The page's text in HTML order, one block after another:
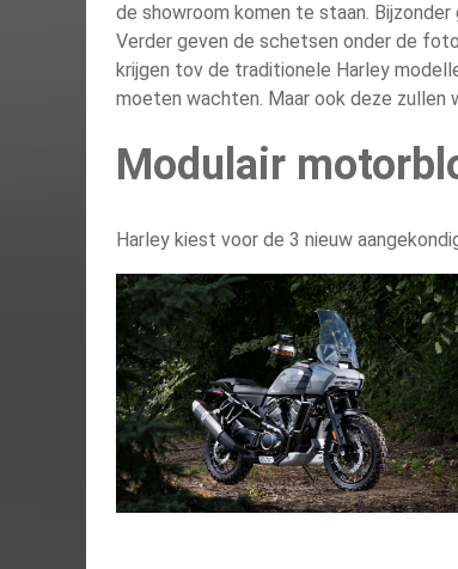
de showroom komen te staan. Bijzonder
Verder geven de schetsen onder de
krijgen tov de traditionele Harley
moeten wachten. Maar ook deze zullen
Modulair
Harley kiest voor de 3 nieuw